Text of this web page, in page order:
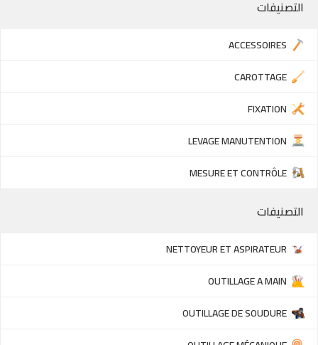
التصنيفات
ACCESSOIRES
CAROTTAGE
FIXATION
LEVAGE MANUTENTION
MESURE ET CONTRÔLE
التصنيفات
NETTOYEUR ET ASPIRATEUR
OUTILLAGE A MAIN
OUTILLAGE DE SOUDURE